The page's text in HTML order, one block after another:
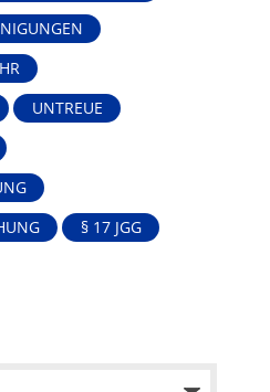
UNTREUE
§ 17 JGG